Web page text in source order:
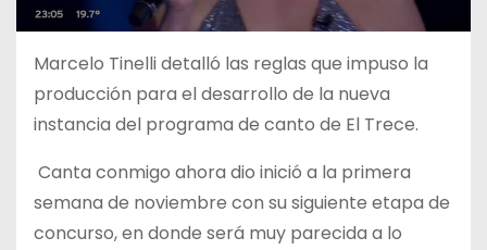
Marcelo Tinelli detalló las reglas que impuso la
producción para el desarrollo de la nueva
instancia del programa de canto de El Trece.
Canta conmigo ahora dio inició a la primera
semana de noviembre con su siguiente etapa de
concurso, en donde será muy parecida a lo